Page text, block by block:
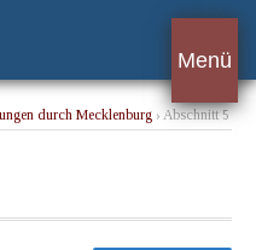
Menü
durch Mecklenburg › Abschnitt 5